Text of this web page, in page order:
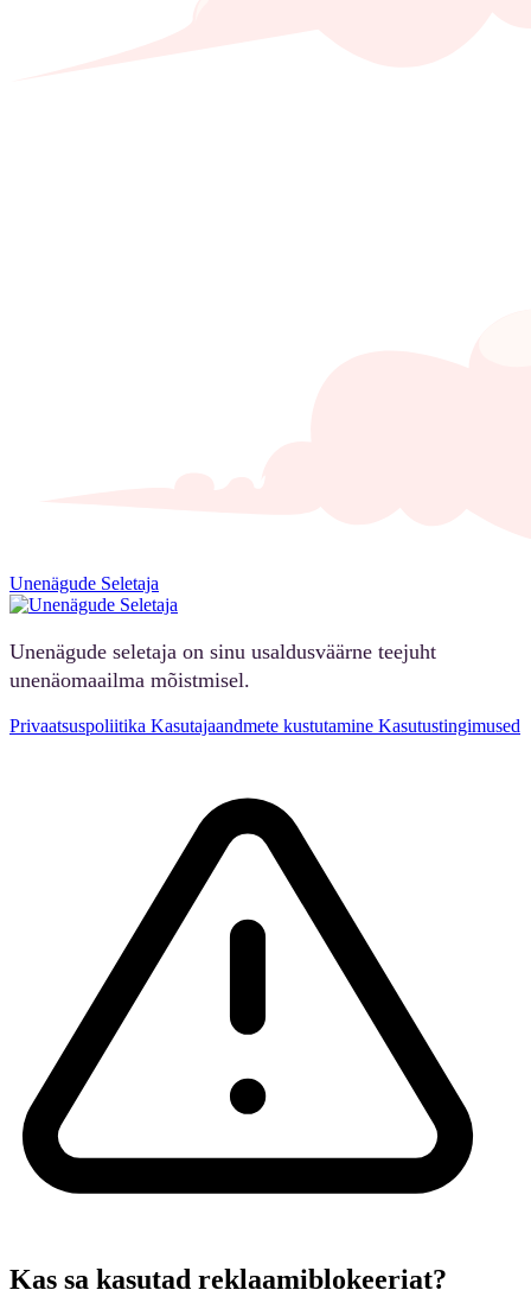
Unenägude Seletaja
Unenägude seletaja on sinu usaldusväärne teejuht
unenäomaailma mõistmisel.
Privaatsuspoliitika Kasutajaandmete kustutamine Kasutustingimused
Kas sa kasutad reklaamiblokeeriat?